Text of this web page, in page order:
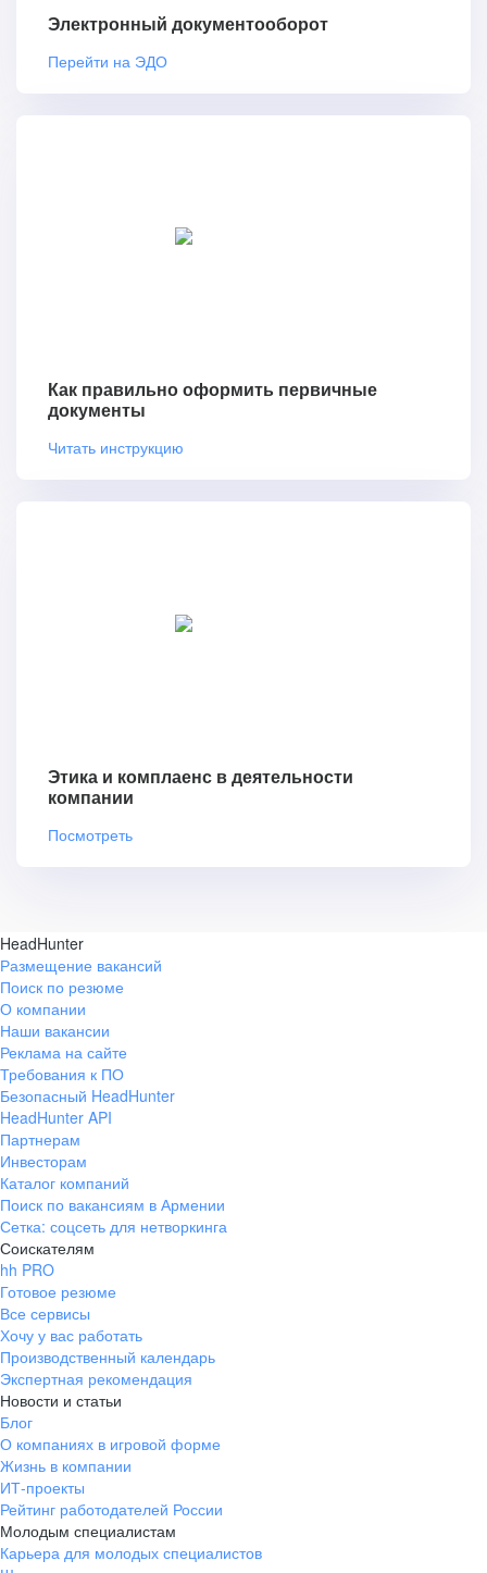
Электронный документооборот
Перейти на ЭДО
Как правильно оформить первичные
документы
Читать инструкцию
Этика и комплаенс в деятельности
компании
Посмотреть
HeadHunter
Размещение вакансий
Поиск по резюме
О компании
Наши вакансии
Реклама на сайте
Требования к ПО
Безопасный HeadHunter
HeadHunter API
Партнерам
Инвесторам
Каталог компаний
Поиск по вакансиям в Армении
Сетка: соцсеть для нетворкинга
Соискателям
hh PRO
Готовое резюме
Все сервисы
Хочу у вас работать
Производственный календарь
Экспертная рекомендация
Новости и статьи
Блог
О компаниях в игровой форме
Жизнь в компании
ИТ-проекты
Рейтинг работодателей России
Молодым специалистам
Карьера для молодых специалистов